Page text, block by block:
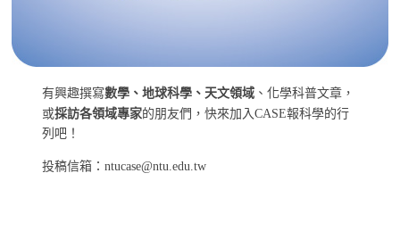
有興趣撰寫數學、地球科學、天文領域 、化學科普文章，
或採訪各領域專家的朋友們，快來加入CASE報科學的行
列吧！
投稿信箱：ntucase@ntu.edu.tw